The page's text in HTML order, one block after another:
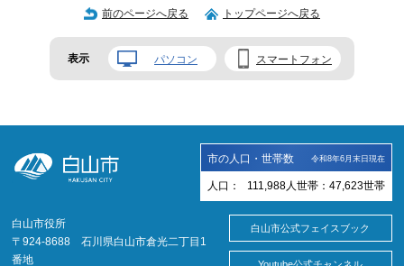
前のページへ戻る トップページへ戻る
表示 パソコン スマートフォン
市の人口・世帯数 令和8年6月末日現在
人口： 111,988 人 世帯： 47,623世帯
白山市役所
〒924-8688 石川県白山市倉光二丁目1
番地
白山市公式フェイスブック
Youtube公式チャンネル